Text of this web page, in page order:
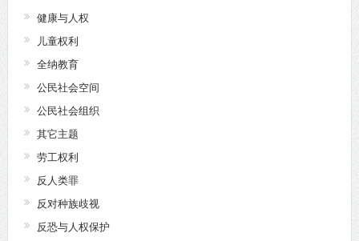
健康与人权
儿童权利
全纳教育
公民社会空间
公民社会组织
其它主题
劳工权利
反人类罪
反对种族歧视
反恐与人权保护